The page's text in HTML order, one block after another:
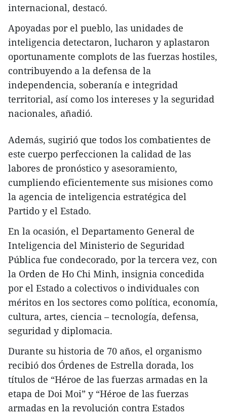
internacional, destacó.
Apoyadas por el pueblo, las unidades de
inteligencia detectaron, lucharon y aplastaron
oportunamente complots de las fuerzas hostiles,
contribuyendo a la defensa de la
independencia, soberanía e integridad
territorial, así como los intereses y la seguridad
nacionales, añadió.
Además, sugirió que todos los combatientes de
este cuerpo perfeccionen la calidad de las
labores de pronóstico y asesoramiento,
cumpliendo eficientemente sus misiones como
la agencia de inteligencia estratégica del
Partido y el Estado.
En la ocasión, el Departamento General de
Inteligencia del Ministerio de Seguridad
Pública fue condecorado, por la tercera vez, con
la Orden de Ho Chi Minh, insignia concedida
por el Estado a colectivos o individuales con
méritos en los sectores como política, economía,
cultura, artes, ciencia – tecnología, defensa,
seguridad y diplomacia.
Durante su historia de 70 años, el organismo
recibió dos Órdenes de Estrella dorada, los
títulos de “Héroe de las fuerzas armadas en la
etapa de Doi Moi” y “Héroe de las fuerzas
armadas en la revolución contra Estados